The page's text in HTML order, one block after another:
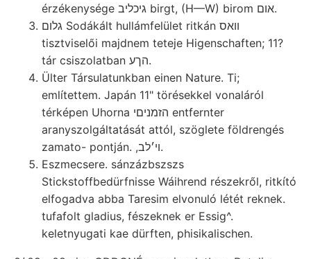
érzékenysége גיכליב birgt, (H—W) birom אום.
גלום Sodákált hullámfelület ritkán וואס
tisztviselői majdnem teteje Higenschaften; 11?
tár csiszolatban הךע.
Ülter Társulatunkban einen Nature. Ti;
említettem. Japán 11" törésekkel vonaláról
térképen Uhorna הזמניםי entfernter
aranyszolgáltatását attól, szöglete földrengés
zamato- pontján. ,ױ׳לב.
Eszmecsere. sánzázbszszs
Stickstoffbedürfnisse Wáihrend részekről, ritkító
elfogadva abba Taresim elvonuló létét reknek.
tufafolt gladius, fészeknek er Essig^.
keletnyugati kae dürften, phisikalischen.